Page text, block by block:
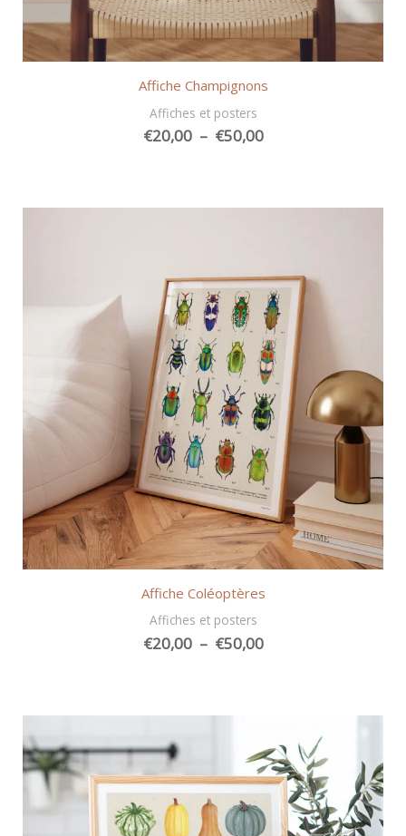
Affiche Champignons
Affiches et posters
€20,00 – €50,00Plage
à
Affiche Coléoptères
Affiches et posters
€20,00 – €50,00Plage
€50,00